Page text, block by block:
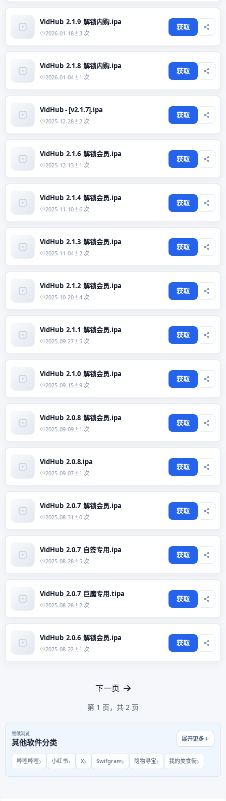
VidHub_2.1.9_解锁内购.ipa
2026-01-18 3 次
获取
VidHub_2.1.8_解锁内购.ipa
2026-01-04 1 次
获取
VidHub - [v2.1.7].ipa
2025-12-28 2 次
获取
VidHub_2.1.6_解锁会员.ipa
2025-12-13 1 次
获取
VidHub_2.1.4_解锁会员.ipa
2025-11-10 6 次
获取
VidHub_2.1.3_解锁会员.ipa
2025-11-04 2 次
获取
VidHub_2.1.2_解锁会员.ipa
2025-10-20 4 次
获取
VidHub_2.1.1_解锁会员.ipa
2025-09-27 5 次
获取
VidHub_2.1.0_解锁会员.ipa
2025-09-15 9 次
获取
VidHub_2.0.8_解锁会员.ipa
2025-09-09 1 次
获取
VidHub_2.0.8.ipa
2025-09-07 1 次
获取
VidHub_2.0.7_解锁会员.ipa
2025-08-31 0 次
获取
VidHub_2.0.7_自签专用.ipa
2025-08-28 5 次
获取
VidHub_2.0.7_巨魔专用.tipa
2025-08-28 2 次
获取
VidHub_2.0.6_解锁会员.ipa
2025-08-22 1 次
获取
下一页
第 1 页，共 2 页
继续浏览
其他软件分类 展开更多
哔哩哔哩 小红书 X Swifgram 隐物寻宝 我的美食街